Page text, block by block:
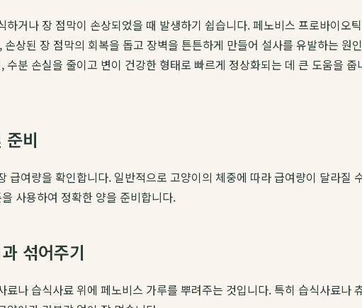
하거나 장 점막이 손상되었을 때 발생하기 쉽습니다. 페노비스 프로바이
상된 장 점막의 회복을 돕고 장벽을 튼튼하게 만들어 설사를 유발하는
수분 손실을 줄이고 변이 건강한 형태로 빠르게 정상화되는 데 큰 도움을
비
급여량을 확인합니다. 일반적으로 고양이의 체중에 따라 급여량이 달라
사용하여 정확한 양을 준비합니다.
섞어주기
료나 습식사료 위에 페노비스 가루를 뿌려주는 것입니다. 특히 습식사료